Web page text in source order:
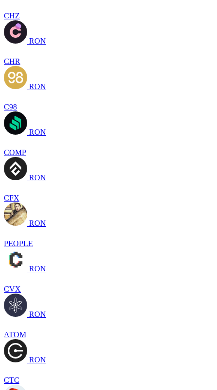
CHZ
RON
CHR
RON
C98
RON
COMP
RON
CFX
RON
PEOPLE
RON
CVX
RON
ATOM
RON
CTC